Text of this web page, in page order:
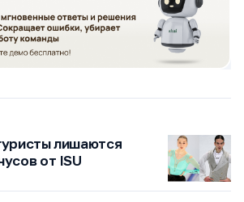
лишаются
от ISU